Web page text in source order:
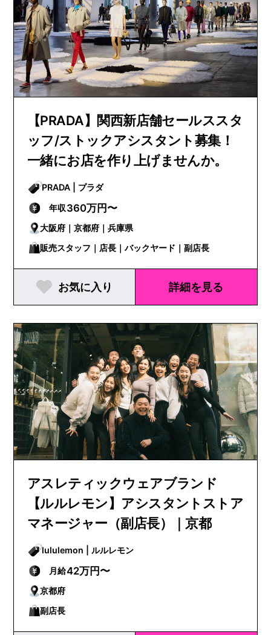
【PRADA】関西新店舗セールススタ
ッフ/ストックアシスタント募集！
一緒にお店を作り上げませんか。
PRADA | プラダ
年収360万円〜
大阪府｜京都府｜兵庫県
販売スタッフ｜店長｜バックヤード｜副店長
お気に入り 詳細を見る
アスレティックウェアブランド
【ルルレモン】アシスタントストア
マネージャー（副店長）｜京都
lululemon | ルルレモン
月給42万円〜
京都府
副店長